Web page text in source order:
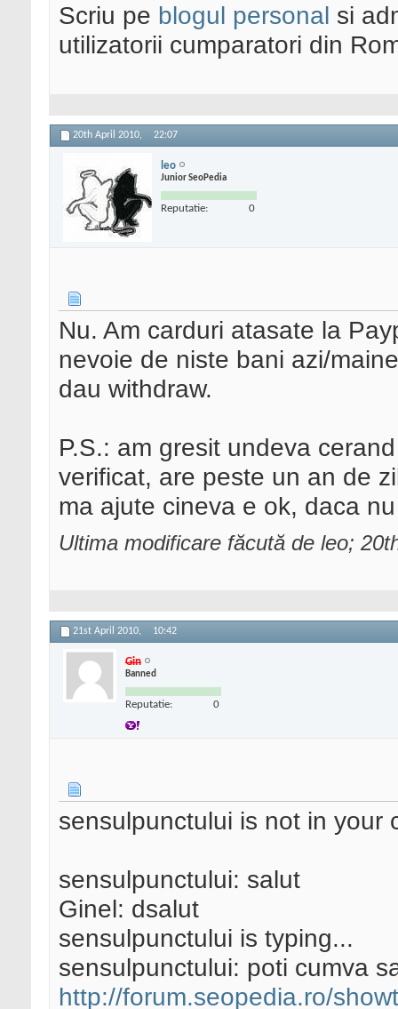
Scriu pe blogul personal si
utilizatorii cumparatori din
20th April 2010, 22:07
leo
Junior SeoPedia
Reputatie: 0
Nu. Am carduri atasate la
nevoie de niste bani azi/
dau withdraw.
P.S.: am gresit undeva
verificat, are peste un an de
ma ajute cineva e ok, daca
Ultima modificare făcută de leo;
21st April 2010, 10:42
Gin
Banned
Reputatie: 0
sensulpunctului is not in your
sensulpunctului: salut
Ginel: dsalut
sensulpunctului is typing...
sensulpunctului: poti cumva
http://forum.seopedia.ro/